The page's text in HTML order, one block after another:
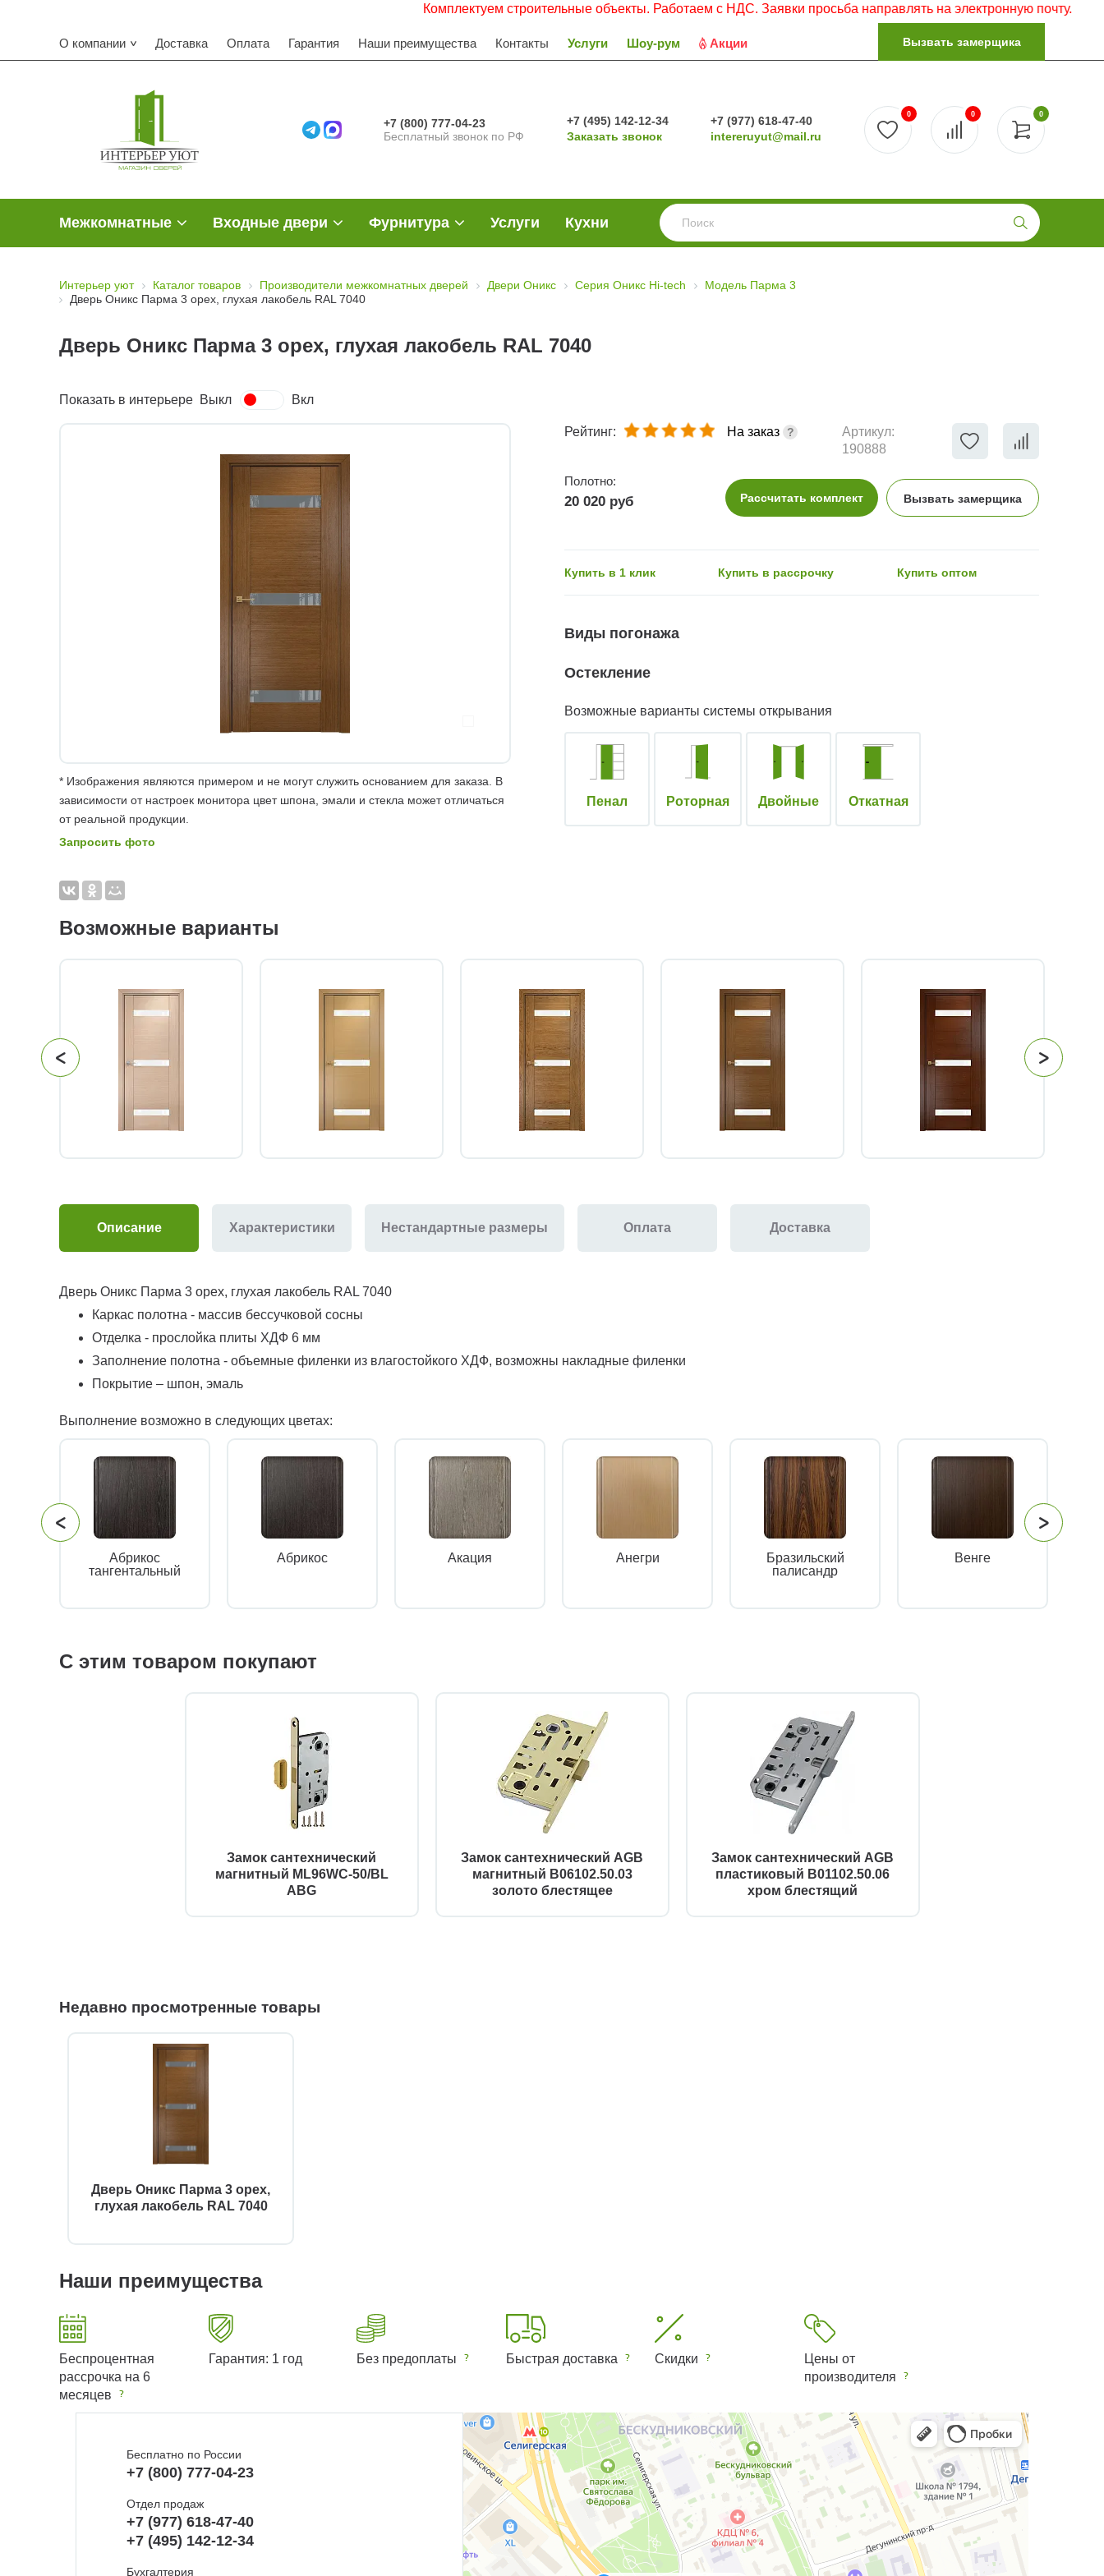
Комплектуем строительные объекты. Работаем с НДС. Заявки просьба направлять на электронную почту.
О компании Доставка Оплата Гарантия Наши преимущества Контакты Услуги Шоу-рум Акции Вызвать замерщика
+7 (800) 777-04-23
Бесплатный звонок по РФ
+7 (495) 142-12-34
Заказать звонок
+7 (977) 618-47-40
intereruyut@mail.ru
0
0 0
Межкомнатные Входные двери Фурнитура Услуги Кухни
Интерьер уют Каталог товаров Производители межкомнатных дверей Двери Оникс Серия Оникс Hi-tech
Модель Парма 3
Дверь Оникс Парма 3 орех, глухая лакобель RAL 7040
Дверь Оникс Парма 3 орех, глухая лакобель RAL 7040
Показать в интерьере Выкл Вкл
* Изображения являются примером и не могут служить основанием для заказа. В
зависимости от настроек монитора цвет шпона, эмали и стекла может отличаться
от реальной продукции.
Запросить фото
Рейтинг: На заказ
Артикул:
190888
Полотно:
20 020 руб Рассчитать комплект Вызвать замерщика
Купить в 1 клик Купить в рассрочку Купить оптом
Виды погонажа
Остекление
Возможные варианты системы открывания
Пенал Роторная Двойные Откатная
Возможные варианты
Описание Характеристики Нестандартные размеры Оплата Доставка
Дверь Оникс Парма 3 орех, глухая лакобель RAL 7040
Каркас полотна - массив бессучковой сосны
Отделка - прослойка плиты ХДФ 6 мм
Заполнение полотна - объемные филенки из влагостойкого ХДФ, возможны накладные филенки
Покрытие – шпон, эмаль
Выполнение возможно в следующих цветах:
Абрикос
тангентальный
Абрикос Акация Анегри
Бразильский
палисандр
Венге
С этим товаром покупают
Замок сантехнический
магнитный ML96WC-50/BL
ABG
Замок сантехнический AGB
магнитный B06102.50.03
золото блестящее
Замок сантехнический AGB
пластиковый B01102.50.06
хром блестящий
Недавно просмотренные товары
Дверь Оникс Парма 3 орех,
глухая лакобель RAL 7040
Наши преимущества
Беспроцентная
рассрочка на 6
месяцев
Гарантия: 1 год Без предоплаты Быстрая доставка Скидки
Цены от
производителя
Бесплатно по России
+7 (800) 777-04-23
Отдел продаж
+7 (977) 618-47-40
+7 (495) 142-12-34
Бухгалтерия